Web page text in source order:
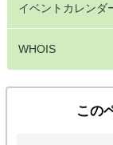
イベントカレンダ
WHOIS
この